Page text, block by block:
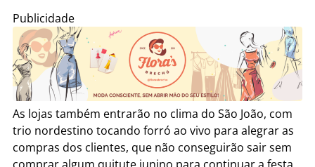
Publicidade
As lojas também entrarão no clima do São João, com
trio nordestino tocando forró ao vivo para alegrar as
compras dos clientes, que não conseguirão sair sem